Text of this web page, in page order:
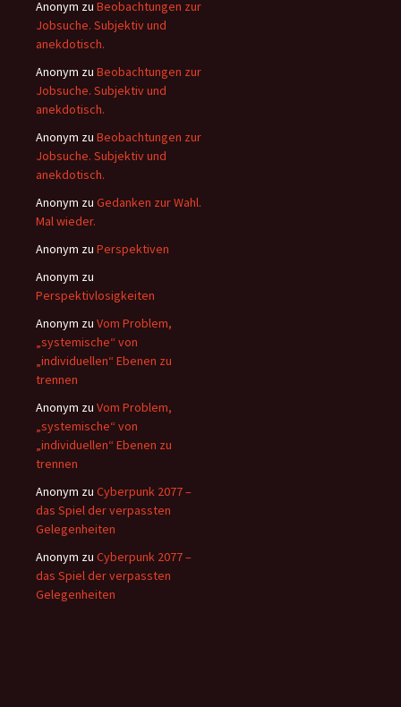
Anonym zu Beobachtungen zur
Jobsuche. Subjektiv und
anekdotisch.
Anonym zu Beobachtungen zur
Jobsuche. Subjektiv und
anekdotisch.
Anonym zu Beobachtungen zur
Jobsuche. Subjektiv und
anekdotisch.
Anonym zu Gedanken zur Wahl.
Mal wieder.
Anonym zu Perspektiven
Anonym zu
Perspektivlosigkeiten
Anonym zu Vom Problem,
„systemische“ von
„individuellen“ Ebenen zu
trennen
Anonym zu Vom Problem,
„systemische“ von
„individuellen“ Ebenen zu
trennen
Anonym zu Cyberpunk 2077 –
das Spiel der verpassten
Gelegenheiten
Anonym zu Cyberpunk 2077 –
das Spiel der verpassten
Gelegenheiten